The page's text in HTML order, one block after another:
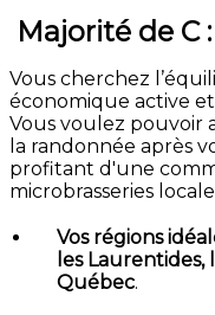
Majorité de C
Vous cherchez
économique active
Vous voulez pouvoir
la randonnée après
profitant d'une
microbrasseries
Vos régions
les Laurentides,
Québec.